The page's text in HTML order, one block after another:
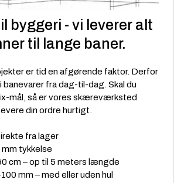
byggeri - vi leverer alt
til lange baner.
er tid en afgørende faktor. Derfor
banevarer fra dag-til-dag. Skal du
mål, så er vores skæreværksted
din ordre hurtigt.
fra lager
tykkelse
cm – op til 5 meters længde
mm – med eller uden hul